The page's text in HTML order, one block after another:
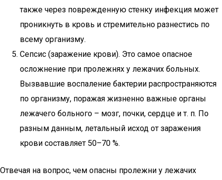
также через поврежденную стенку инфекция может
проникнуть в кровь и стремительно разнестись по
всему организму.
Сепсис (заражение крови). Это самое опасное
осложнение при пролежнях у лежачих больных.
Вызвавшие воспаление бактерии распространяются
по организму, поражая жизненно важные органы
лежачего больного – мозг, почки, сердце и т. п. По
разным данным, летальный исход от заражения
крови составляет 50–70 %.
Отвечая на вопрос, чем опасны пролежни у лежачих